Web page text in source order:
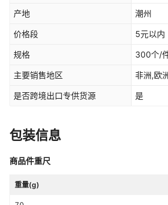
产地 潮州
价格段 5元以内
规格 300个/
主要销售地区 非洲,欧
是否跨境出口专供货源 是
包装信息
商品件重尺
重量(g)